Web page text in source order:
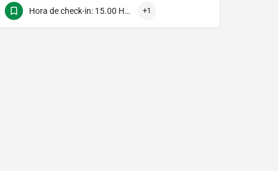
Hora de check-in: 15.00 Hora do verificação: 12.00 +1